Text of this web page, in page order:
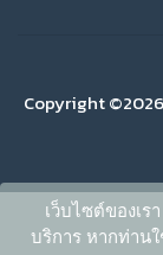
Copyright
เว็บไซต์ของเร
บริการ หากท่าน